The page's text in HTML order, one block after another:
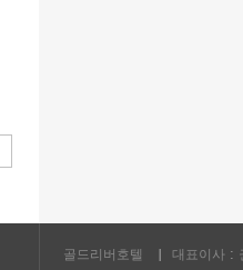
골드리버호텔
대표이사 :